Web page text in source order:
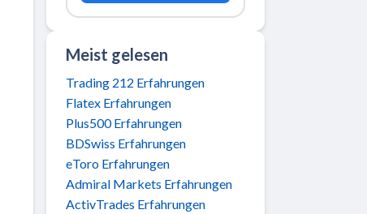
Meist gelesen
Trading 212 Erfahrungen
Flatex Erfahrungen
Plus500 Erfahrungen
BDSwiss Erfahrungen
eToro Erfahrungen
Admiral Markets Erfahrungen
ActivTrades Erfahrungen